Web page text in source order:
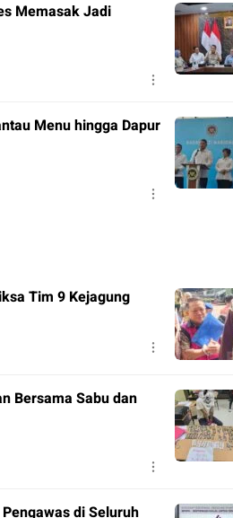
Memasak Jadi
Menu hingga Dapur
Tim 9 Kejagung
Bersama Sabu dan
di Seluruh